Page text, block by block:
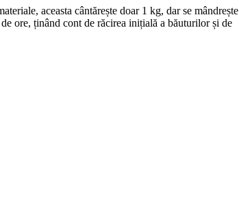
aceasta cântărește doar 1 kg, dar se mândrește
ore, ținând cont de răcirea inițială a băuturilor și de